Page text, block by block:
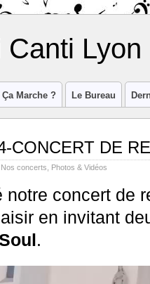
Canti Lyon
Marche ? Le Bureau
CONCERT DE
Nos concerts Photos & Vidéos
concert de
en invitant
.